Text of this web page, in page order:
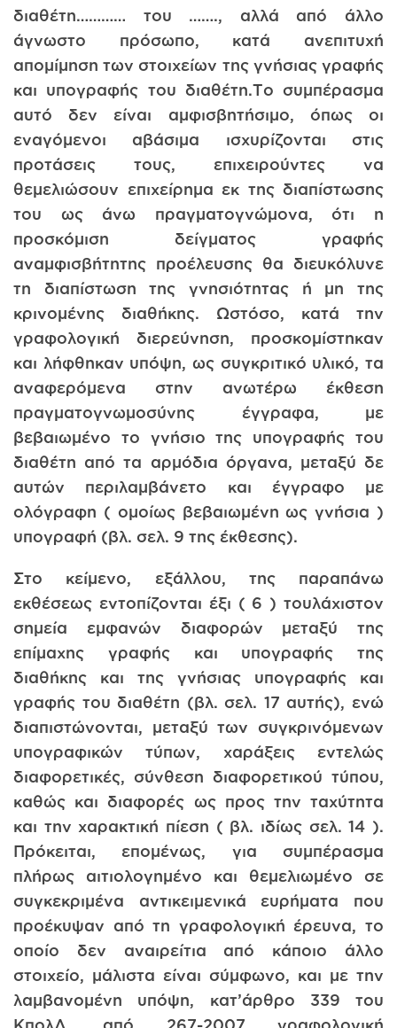
διαθέτη………… του ……., αλλά από άλλο
άγνωστο πρόσωπο, κατά ανεπιτυχή
απομίμηση των στοιχείων της γνήσιας γραφής
και υπογραφής του διαθέτη.Το συμπέρασμα
αυτό δεν είναι αμφισβητήσιμο, όπως οι
εναγόμενοι αβάσιμα ισχυρίζονται στις
προτάσεις τους, επιχειρούντες να
θεμελιώσουν επιχείρημα εκ της διαπίστωσης
του ως άνω πραγματογνώμονα, ότι η
προσκόμιση δείγματος γραφής
αναμφισβήτητης προέλευσης θα διευκόλυνε
τη διαπίστωση της γνησιότητας ή μη της
κρινομένης διαθήκης. Ωστόσο, κατά την
γραφολογική διερεύνηση, προσκομίστηκαν
και λήφθηκαν υπόψη, ως συγκριτικό υλικό, τα
αναφερόμενα στην ανωτέρω έκθεση
πραγματογνωμοσύνης έγγραφα, με
βεβαιωμένο το γνήσιο της υπογραφής του
διαθέτη από τα αρμόδια όργανα, μεταξύ δε
αυτών περιλαμβάνετο και έγγραφο με
ολόγραφη ( ομοίως βεβαιωμένη ως γνήσια )
υπογραφή (βλ. σελ. 9 της έκθεσης).
Στο κείμενο, εξάλλου, της παραπάνω
εκθέσεως εντοπίζονται έξι ( 6 ) τουλάχιστον
σημεία εμφανών διαφορών μεταξύ της
επίμαχης γραφής και υπογραφής της
διαθήκης και της γνήσιας υπογραφής και
γραφής του διαθέτη (βλ. σελ. 17 αυτής), ενώ
διαπιστώνονται, μεταξύ των συγκρινόμενων
υπογραφικών τύπων, χαράξεις εντελώς
διαφορετικές, σύνθεση διαφορετικού τύπου,
καθώς και διαφορές ως προς την ταχύτητα
και την χαρακτική πίεση ( βλ. ιδίως σελ. 14 ).
Πρόκειται, επομένως, για συμπέρασμα
πλήρως αιτιολογημένο και θεμελιωμένο σε
συγκεκριμένα αντικειμενικά ευρήματα που
προέκυψαν από τη γραφολογική έρευνα, το
οποίο δεν αναιρείτια από κάποιο άλλο
στοιχείο, μάλιστα είναι σύμφωνο, και με την
λαμβανομένη υπόψη, κατ’άρθρο 339 του